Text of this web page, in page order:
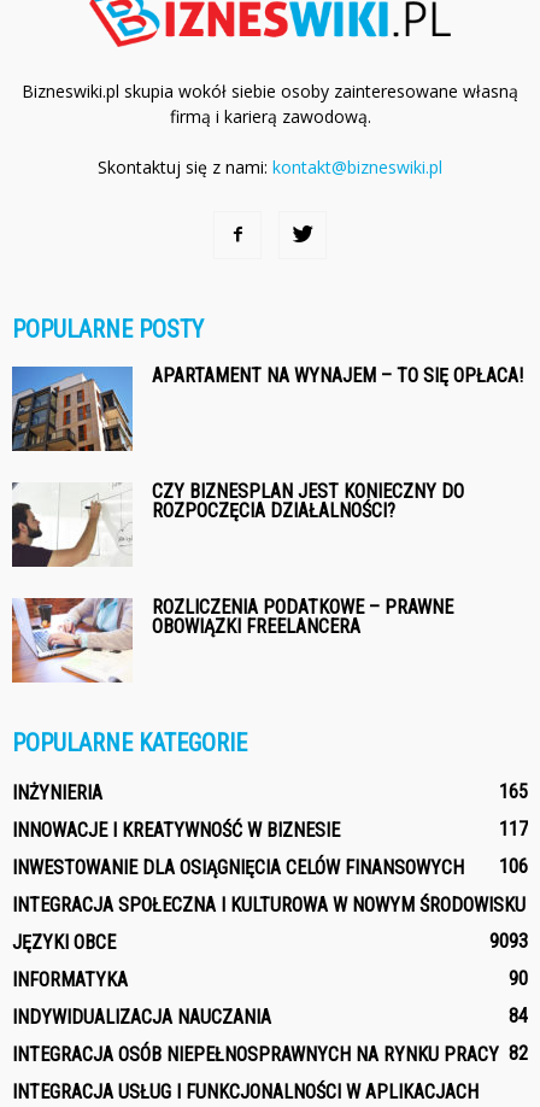
Bizneswiki.pl skupia wokół siebie osoby zainteresowane własną
firmą i karierą zawodową.
Skontaktuj się z nami: kontakt@bizneswiki.pl
POPULARNE POSTY
APARTAMENT NA WYNAJEM – TO SIĘ OPŁACA!
CZY BIZNESPLAN JEST KONIECZNY DO
ROZPOCZĘCIA DZIAŁALNOŚCI?
ROZLICZENIA PODATKOWE – PRAWNE
OBOWIĄZKI FREELANCERA
POPULARNE KATEGORIE
INŻYNIERIA
165
INNOWACJE I KREATYWNOŚĆ W BIZNESIE
117
INWESTOWANIE DLA OSIĄGNIĘCIA CELÓW FINANSOWYCH
106
INTEGRACJA SPOŁECZNA I KULTUROWA W NOWYM ŚRODOWISKU
93
JĘZYKI OBCE
90
INFORMATYKA
90
INDYWIDUALIZACJA NAUCZANIA
84
INTEGRACJA OSÓB NIEPEŁNOSPRAWNYCH NA RYNKU PRACY 82
INTEGRACJA USŁUG I FUNKCJONALNOŚCI W APLIKACJACH